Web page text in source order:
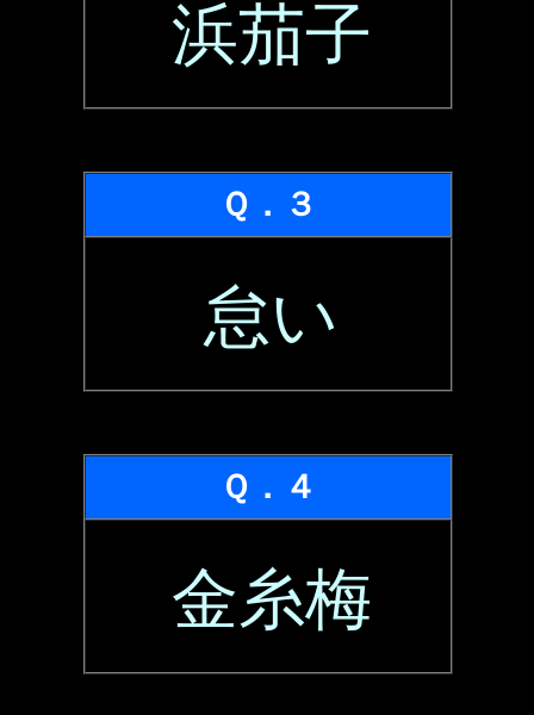
浜茄子
Ｑ．３
怠い
Ｑ．４
金糸梅